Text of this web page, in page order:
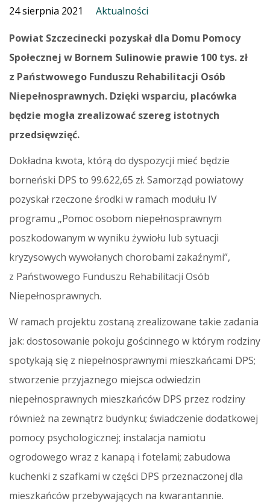
24 sierpnia 2021 Aktualności
Powiat Szczecinecki pozyskał dla Domu Pomocy
Społecznej w Bornem Sulinowie prawie 100 tys. zł
z Państwowego Funduszu Rehabilitacji Osób
Niepełnosprawnych. Dzięki wsparciu, placówka
będzie mogła zrealizować szereg istotnych
przedsięwzięć.
Dokładna kwota, którą do dyspozycji mieć będzie
borneński DPS to 99.622,65 zł. Samorząd powiatowy
pozyskał rzeczone środki w ramach modułu IV
programu „Pomoc osobom niepełnosprawnym
poszkodowanym w wyniku żywiołu lub sytuacji
kryzysowych wywołanych chorobami zakaźnymi”,
z Państwowego Funduszu Rehabilitacji Osób
Niepełnosprawnych.
W ramach projektu zostaną zrealizowane takie zadania
jak: dostosowanie pokoju gościnnego w którym rodziny
spotykają się z niepełnosprawnymi mieszkańcami DPS;
stworzenie przyjaznego miejsca odwiedzin
niepełnosprawnych mieszkańców DPS przez rodziny
również na zewnątrz budynku; świadczenie dodatkowej
pomocy psychologicznej; instalacja namiotu
ogrodowego wraz z kanapą i fotelami; zabudowa
kuchenki z szafkami w części DPS przeznaczonej dla
mieszkańców przebywających na kwarantannie.